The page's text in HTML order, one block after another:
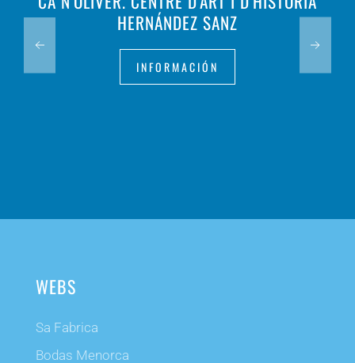
HERNÁNDEZ SANZ
INFORMACIÓN
WEBS
Sa Fabrica
Bodas Menorca